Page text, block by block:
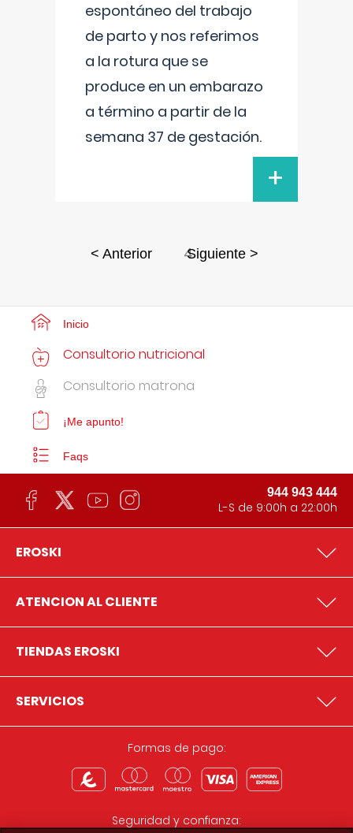
espontáneo del trabajo
de parto y nos referimos
a la rotura que se
produce en un embarazo
a término a partir de la
semana 37 de gestación.
+
< Anterior 4
Siguiente >
Inicio
Consultorio nutricional
Consultorio matrona
¡Me apunto!
Faqs
944 943 444
L-S de 9:00h a 22:00h
EROSKI
ATENCION AL CLIENTE
TIENDAS EROSKI
SERVICIOS
Formas de pago:
Seguridad y confianza: